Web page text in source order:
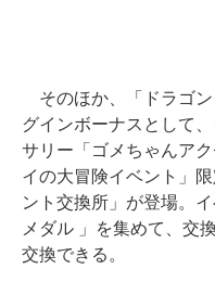
そのほか、「ドラゴン
グインボーナスとして
サリー「ゴメちゃんア
イの大冒険イベント」
ント交換所」が登場。
メダル 」を集めて、交
交換できる。